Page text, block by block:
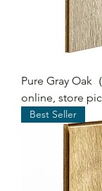
Pure Gray Oak
online, store
Best Seller